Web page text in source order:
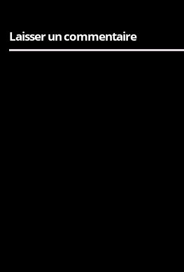
Laisser un commentaire